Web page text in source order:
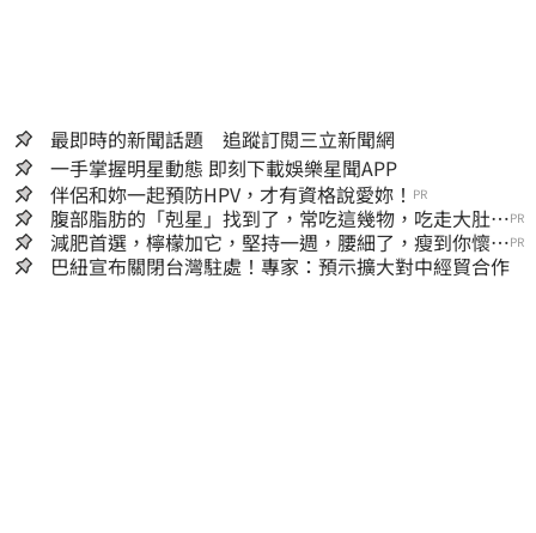
最即時的新聞話題 追蹤訂閱三立新聞網
一手掌握明星動態 即刻下載娛樂星聞APP
伴侶和妳一起預防HPV，才有資格說愛妳！ PR
腹部脂肪的「剋星」找到了，常吃這幾物，吃走大肚
囊，瘦出小蠻腰
PR
減肥首選，檸檬加它，堅持一週，腰細了，瘦到你懷疑
人生
PR
巴紐宣布關閉台灣駐處！專家：預示擴大對中經貿合作